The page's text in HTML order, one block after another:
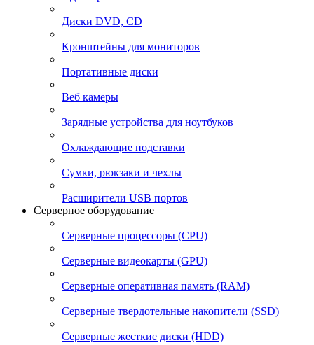
Диски DVD, CD
Кронштейны для мониторов
Портативные диски
Веб камеры
Зарядные устройства для ноутбуков
Охлаждающие подставки
Сумки, рюкзаки и чехлы
Расширители USB портов
Серверное оборудование
Серверные процессоры (CPU)
Серверные видеокарты (GPU)
Серверные оперативная память (RAM)
Серверные твердотельные накопители (SSD)
Серверные жесткие диски (HDD)